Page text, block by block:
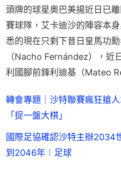
頭牌的球星奧巴美揚近日已
賽球隊，艾卡迪沙的陣容本
悉的現在只剩下昔日皇馬功
（Nacho Fernández），近
利國腳前鋒利迪基（Mateo
轉會專題｜沙特聯賽瘋狂搶
「捉一盤大棋」
國際足協確認沙特主辦
到2046年︱足球